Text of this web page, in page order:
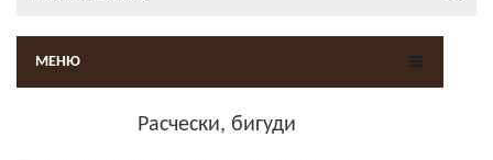
МЕНЮ
Расчески, бигуди